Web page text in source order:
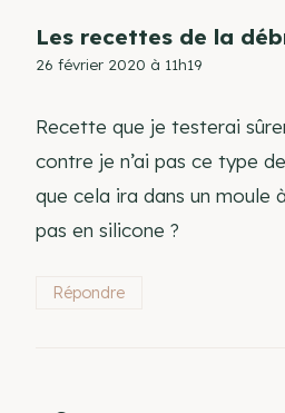
Les recettes de la
26 février 2020 à 11h19
Recette que je testerai
contre je n’ai pas ce type
que cela ira dans un moule
pas en silicone ?
Répondre